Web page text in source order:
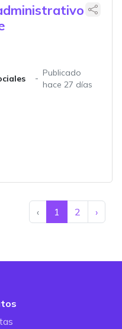
Publicado
hace 27 días
‹ 1 2 ›